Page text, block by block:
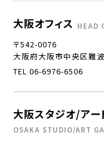
大阪オフィス HEAD
〒542-0076
大阪府大阪市中央区難
TEL 06-6976-6506
大阪スタジオ/アー
OSAKA STUDIO/ART